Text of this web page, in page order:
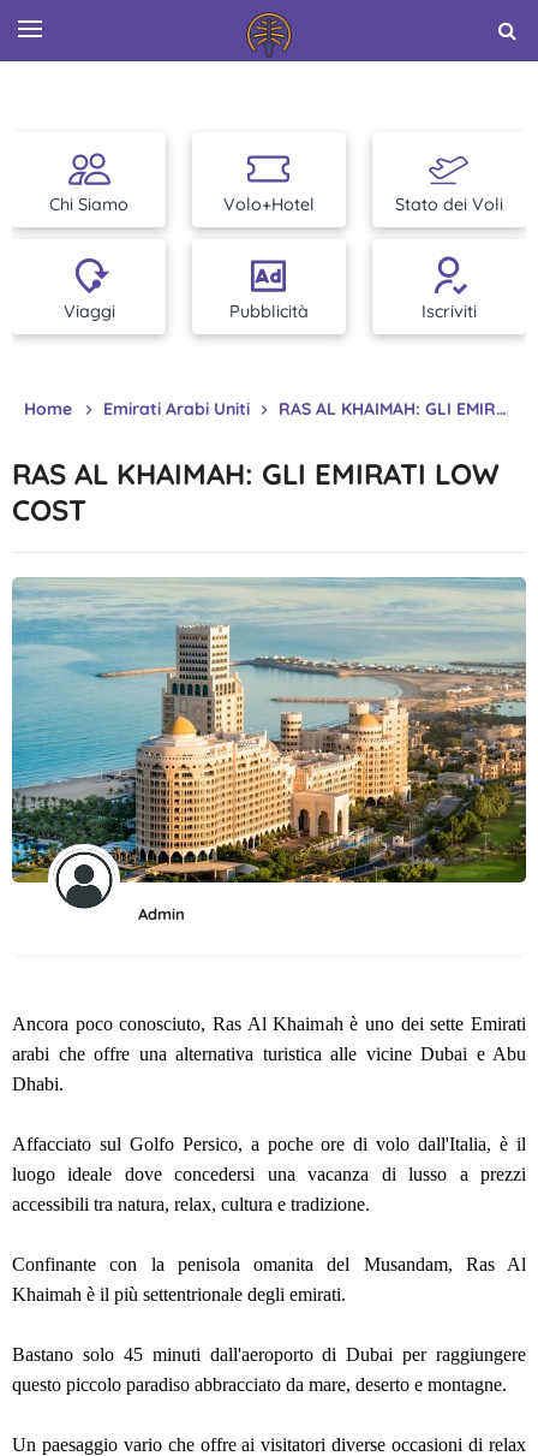
Chi Siamo Volo+Hotel Stato dei Voli
Viaggi Pubblicità Iscriviti
Home Emirati Arabi Uniti RAS AL KHAIMAH: GLI EMIRATI LOW COST
RAS AL KHAIMAH: GLI EMIRATI LOW
COST
Admin
Ancora poco conosciuto, Ras Al Khaimah è uno dei sette Emirati
arabi che offre una alternativa turistica alle vicine Dubai e Abu
Dhabi.
Affacciato sul Golfo Persico, a poche ore di volo dall'Italia, è il
luogo ideale dove concedersi una vacanza di lusso a prezzi
accessibili tra natura, relax, cultura e tradizione.
Confinante con la penisola omanita del Musandam, Ras Al
Khaimah è il più settentrionale degli emirati.
Bastano solo 45 minuti dall'aeroporto di Dubai per raggiungere
questo piccolo paradiso abbracciato da mare, deserto e montagne.
Un paesaggio vario che offre ai visitatori diverse occasioni di relax